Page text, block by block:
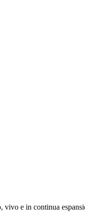
vivo e in continua